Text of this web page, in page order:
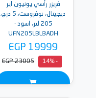
فريزر رأسي يونيون اير
ديجيتال، نوفروست، 5 درج،
205 لتر، اسود -
UFN205LBLBADH
EGP 19999
- 14%
EGP 23005